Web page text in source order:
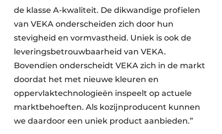
de klasse A-kwaliteit. De dikwandige profielen
van VEKA onderscheiden zich door hun
stevigheid en vormvastheid. Uniek is ook de
leveringsbetrouwbaarheid van VEKA.
Bovendien onderscheidt VEKA zich in de markt
doordat het met nieuwe kleuren en
oppervlaktechnologieën inspeelt op actuele
marktbehoeften. Als kozijnproducent kunnen
we daardoor een uniek product aanbieden.”